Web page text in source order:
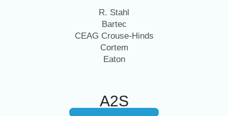
R. Stahl
Bartec
CEAG Crouse-Hinds
Cortem
Eaton
A2S